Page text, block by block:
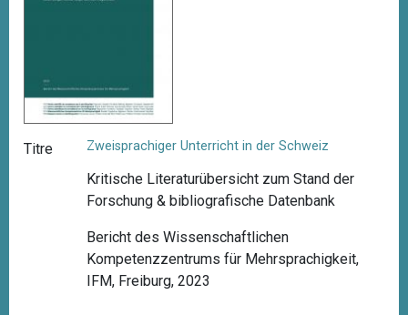
Titre Zweisprachiger Unterricht in der Schweiz
Kritische Literaturübersicht zum Stand der
Forschung & bibliografische Datenbank
Bericht des Wissenschaftlichen
Kompetenzzentrums für Mehrsprachigkeit,
IFM, Freiburg, 2023